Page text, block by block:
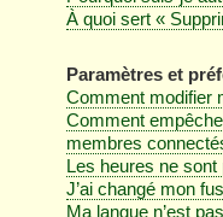
À quoi sert «
Paramètres et
Comment modifier
Comment
membres
Les heures ne
J’ai changé mon
Ma langue n’est